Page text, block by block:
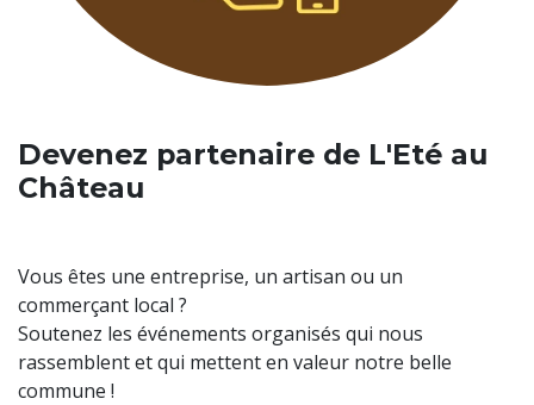
Devenez partenaire de L'Eté au
Château
Vous êtes une entreprise, un artisan ou un
commerçant local ?
Soutenez les événements organisés qui nous
rassemblent et qui mettent en valeur notre belle
commune !